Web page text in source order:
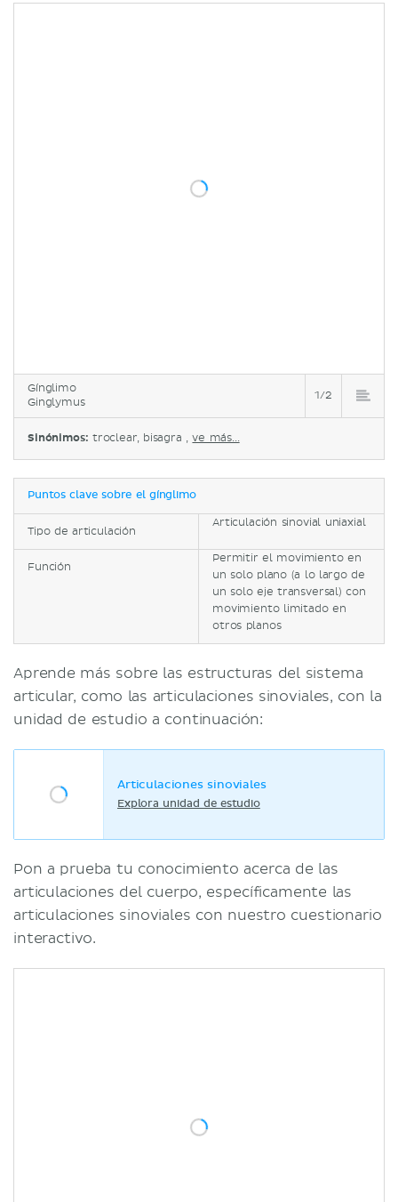
Gínglimo
Ginglymus
1/2
Sinónimos: troclear, bisagra ,ve más...
Puntos clave sobre el gínglimo
Tipo de articulación
Articulación sinovial uniaxial
Función
Permitir el movimiento en
un solo plano (a lo largo de
un solo eje transversal) con
movimiento limitado en
otros planos
Aprende más sobre las estructuras del sistema
articular, como las articulaciones sinoviales, con la
unidad de estudio a continuación:
Articulaciones sinoviales
Explora unidad de estudio
Pon a prueba tu conocimiento acerca de las
articulaciones del cuerpo, específicamente las
articulaciones sinoviales con nuestro cuestionario
interactivo.